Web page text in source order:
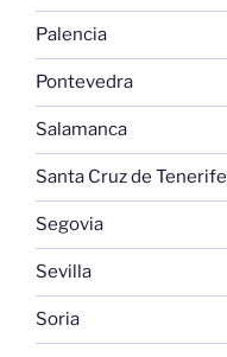
Palencia
Pontevedra
Salamanca
Santa Cruz de Tenerife
Segovia
Sevilla
Soria